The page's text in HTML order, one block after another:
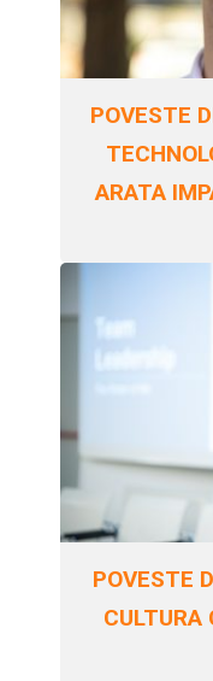
POVESTE
ARATA
POVESTE
CULTURA